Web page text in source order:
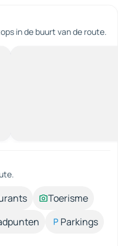
in de buurt van de route.
Toerisme
Parkings